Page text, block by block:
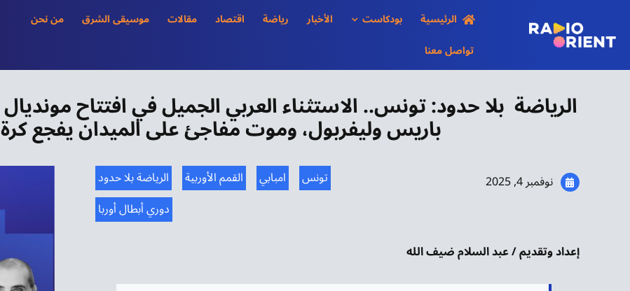
content
الرئيسية بودكاست الأخبار رياضة اقتصاد مقالات موسيقى الشرق
من نحن
تواصل معنا
الرياضة بلا حدود: تونس.. الاستثناء العربي الجميل في افتتاح مونديال
باريس وليفربول، وموت مفاجئ على الميدان يفجع كرة
نوفمبر 4, 2025 الرياضة بلا حدود القمم الأوربية امبابي
تونس
دوري أبطال أوربا
إعداد وتقديم / عبد السلام ضيف الله